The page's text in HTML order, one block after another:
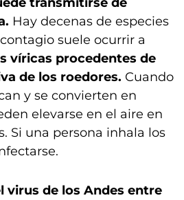
Hay decenas de especies
suele ocurrir a
víricas procedentes de
de los roedores. Cuando
y se convierten en
elevarse en el aire en
Si una persona inhala los
virus de los Andes entre